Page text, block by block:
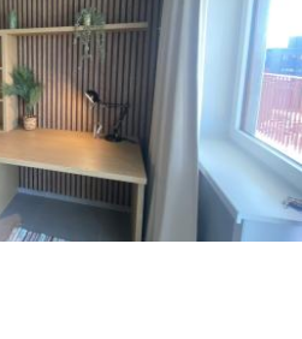
Huur:
720 €
Kosten:
Duur:
12 maanden
Domiciliëring:
Met voorwaarden
Inrichting
Badkamer:
Privaat
Keuken:
Privé (aparte kamer)
Oppervlakte:
22 m
Private kamers: